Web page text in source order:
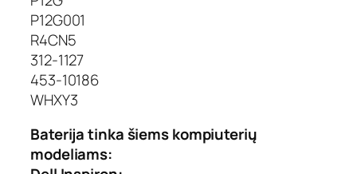
n
a
l
P12G001
R4CN5
312-1127
453-10186
WHXY3
Baterija tinka šiems kompiuterių
modeliams: